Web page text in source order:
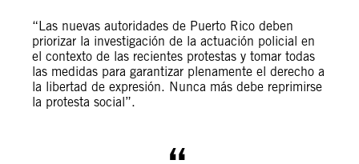
“Las nuevas autoridades de Puerto Rico deben
priorizar la investigación de la actuación policial en
el contexto de las recientes protestas y tomar todas
las medidas para garantizar plenamente el derecho a
la libertad de expresión. Nunca más debe reprimirse
la protesta social”.